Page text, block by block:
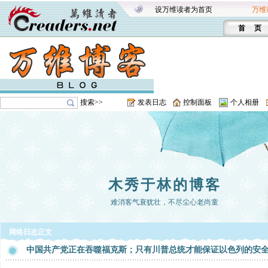
设万维读者为首页 万维
首 页
搜索>> 发表日志 控制面板 个人相册
木秀于林的博客
难消客气衰犹壮，不尽尘心老尚童
网络日志正文
中国共产党正在吞噬福克斯；只有川普总统才能保证以色列的安